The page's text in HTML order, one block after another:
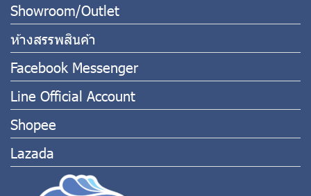
Showroom/Outlet
ห้างสรรพสินค้า
Facebook Messenger
Line Official Account
Shopee
Lazada